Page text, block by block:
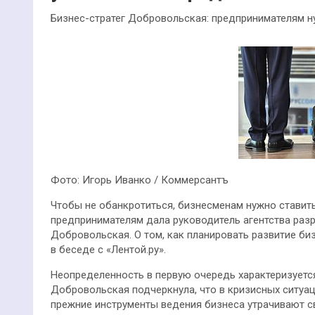
Бизнес-стратег Добровольская:
Фото: Игорь Иванко / Коммерсантъ
Чтобы не обанкротиться, бизнесменам нужно
предпринимателям дала руководитель агентства
Добровольская. О том, как планировать развитие
в беседе с «Лентой.ру».
Неопределенность в первую очередь
Добровольская подчеркнула, что в кризисных
прежние инструменты ведения бизнеса утрачивают